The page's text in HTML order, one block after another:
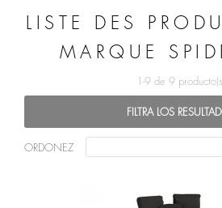
LISTE DES
MARQUE
1-9 de 9
FILTRA LOS
ORDONEZ